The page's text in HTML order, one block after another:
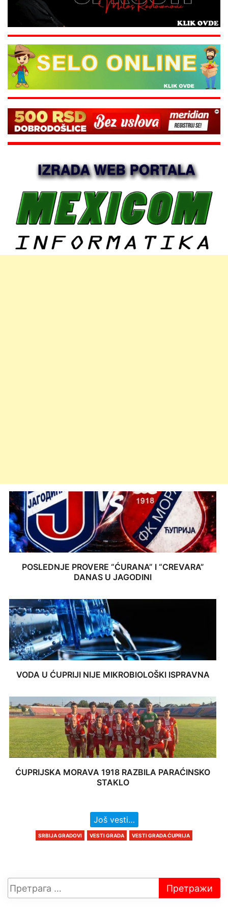
POSLEDNJE PROVERE “ĆURANA” I “CREVARA”
DANAS U JAGODINI
VODA U ĆUPRIJI NIJE MIKROBIOLOŠKI ISPRAVNA
ĆUPRIJSKA MORAVA 1918 RAZBILA PARAĆINSKO
STAKLO
Još vesti…
SRBIJA GRADOVI VESTI GRADA VESTI GRADA ĆUPRIJA